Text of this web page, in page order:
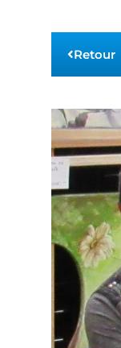
Retour